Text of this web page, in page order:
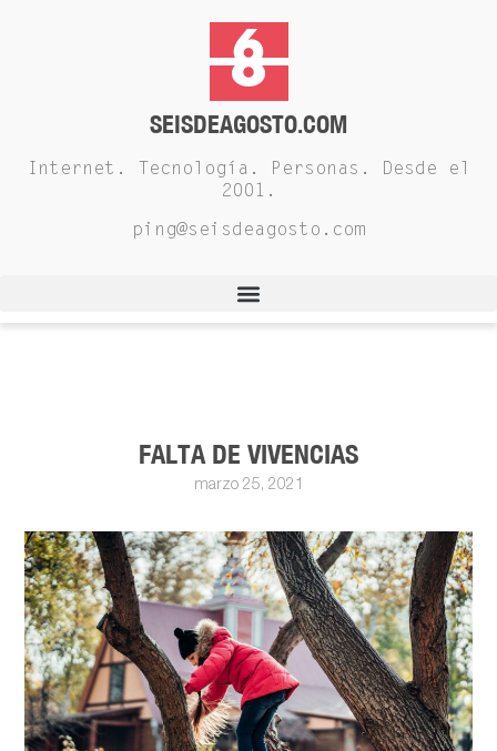
SEISDEAGOSTO.COM
Internet. Tecnología. Personas. Desde el
2001.
ping@seisdeagosto.com
FALTA DE VIVENCIAS
marzo 25, 2021